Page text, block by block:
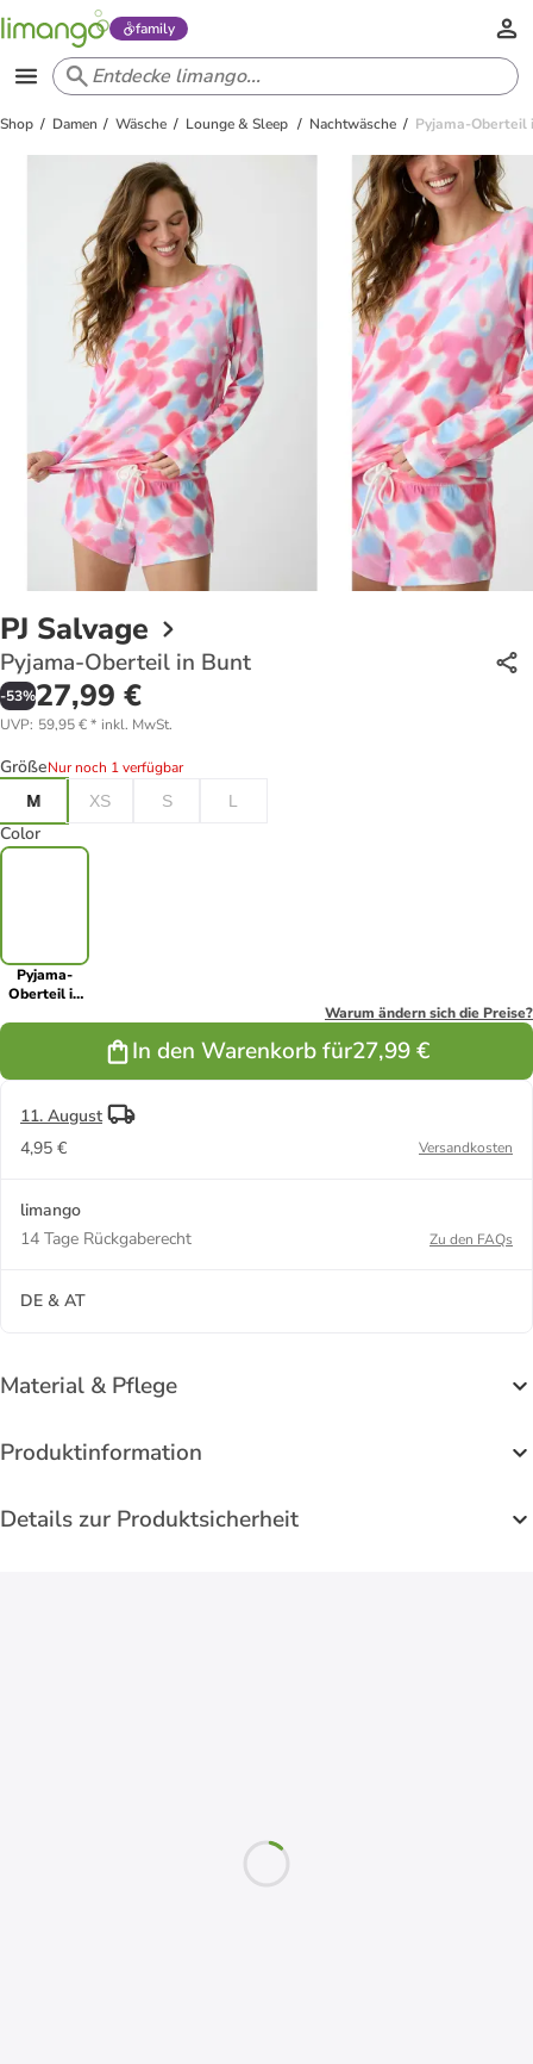
family
Shop Damen Wäsche Lounge & Sleep Nachtwäsche Pyjama-Oberteil
PJ Salvage
Pyjama-Oberteil in Bunt
-53%27,99 €
UVP: 59,95 €* inkl. MwSt.
GrößeNur noch 1 verfügbar
M
XS S L
Color
Pyjama-
Oberteil in
Warum ändern sich die Preise?
In den Warenkorb für27,99 €
11. August
4,95 €
Versandkosten
limango
14 Tage Rückgaberecht
Zu den FAQs
DE & AT
Material & Pflege
Produktinformation
Details zur Produktsicherheit